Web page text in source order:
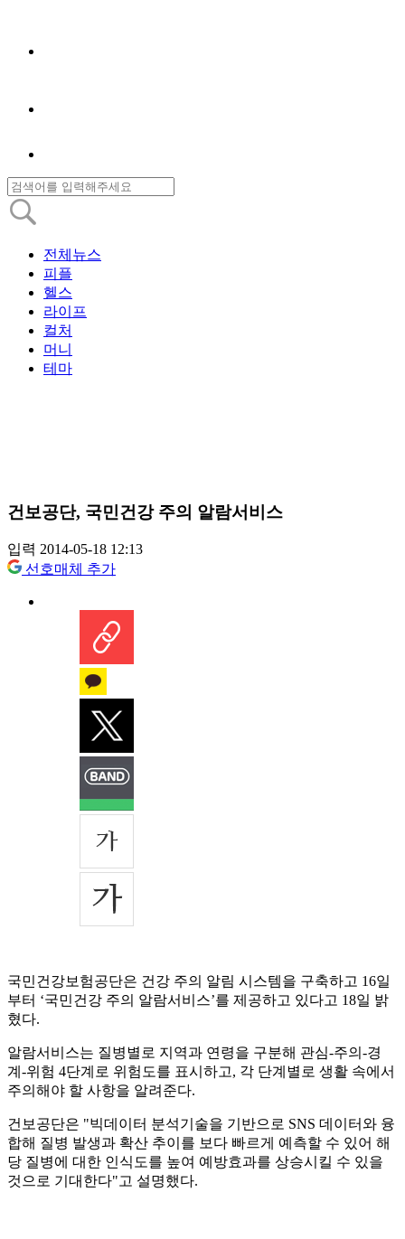
전체뉴스
피플
헬스
라이프
컬처
머니
테마
건보공단, 국민건강 주의 알람서비스
입력 2014-05-18 12:13
선호매체 추가
국민건강보험공단은 건강 주의 알림 시스템을 구축하고 16일
부터 ‘국민건강 주의 알람서비스’를 제공하고 있다고 18일 밝
혔다.
알람서비스는 질병별로 지역과 연령을 구분해 관심-주의-경
계-위험 4단계로 위험도를 표시하고, 각 단계별로 생활 속에서
주의해야 할 사항을 알려준다.
건보공단은 "빅데이터 분석기술을 기반으로 SNS 데이터와 융
합해 질병 발생과 확산 추이를 보다 빠르게 예측할 수 있어 해
당 질병에 대한 인식도를 높여 예방효과를 상승시킬 수 있을
것으로 기대한다"고 설명했다.